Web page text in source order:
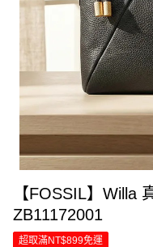
【FOSSIL】Willa
ZB11172001
超取滿NT$899免運